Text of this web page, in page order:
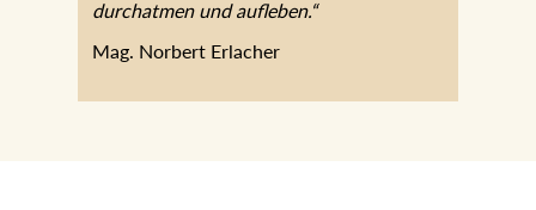
durchatmen und aufleben.“
Mag. Norbert Erlacher